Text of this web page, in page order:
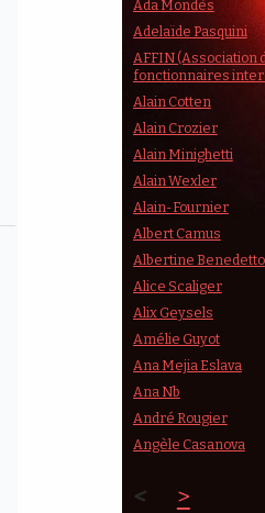
Ada Mondès
Adelaïde Pasquini
AFFIN (Association
fonctionnaires
Alain Cotten
Alain Crozier
Alain Minighetti
Alain Wexler
Alain-Fournier
Albert Camus
Albertine Benedetto
Alice Scaliger
Alix Geysels
Amélie Guyot
Ana Mejia Eslava
Ana Nb
André Rougier
Angèle Casanova
< >